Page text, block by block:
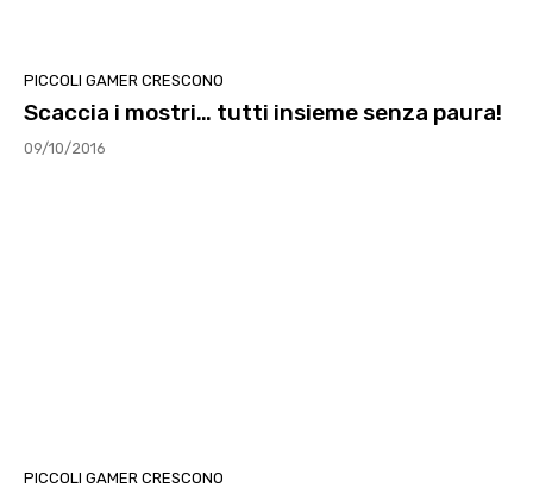
PICCOLI GAMER CRESCONO
Scaccia i mostri… tutti insieme senza paura!
09/10/2016
PICCOLI GAMER CRESCONO